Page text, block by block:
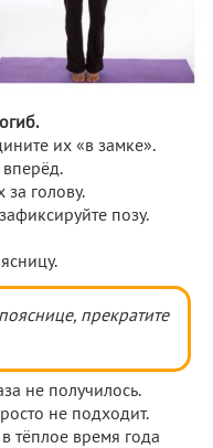
их «в замке».
вперёд.
за голову.
позу.
прекратите
не получилось.
не подходит.
в тёплое время года